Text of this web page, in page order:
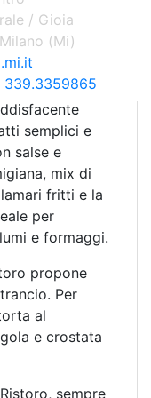
per la gioia
pensati
di una sosta
semplici e
salse e
mix di
fritti e la
per
e formaggi.
propone
Per
al
e crostata
sempre
/ Gioia
(Mi)
339.3359865